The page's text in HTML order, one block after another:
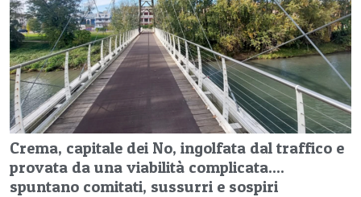
Crema, capitale dei No, ingolfata dal traffico e
provata da una viabilità complicata....
spuntano comitati, sussurri e sospiri